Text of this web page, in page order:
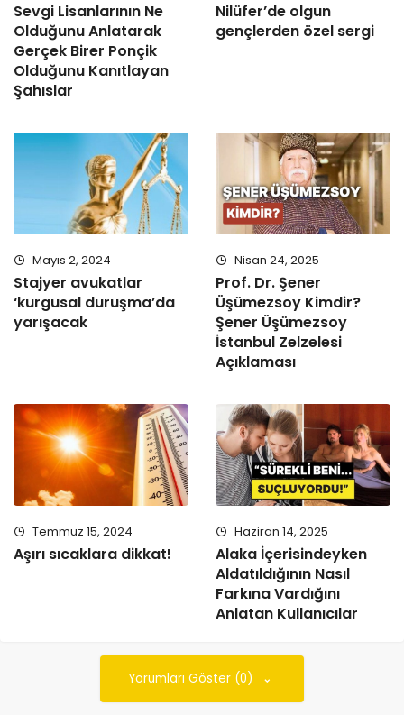
Sevgi Lisanlarının Ne
Olduğunu Anlatarak
Gerçek Birer Ponçik
Olduğunu Kanıtlayan
Şahıslar
Nilüfer’de olgun
gençlerden özel sergi
Mayıs 2, 2024
Stajyer avukatlar
‘kurgusal duruşma’da
yarışacak
Nisan 24, 2025
Prof. Dr. Şener
Üşümezsoy Kimdir?
Şener Üşümezsoy
İstanbul Zelzelesi
Açıklaması
Temmuz 15, 2024
Aşırı sıcaklara dikkat!
Haziran 14, 2025
Alaka İçerisindeyken
Aldatıldığının Nasıl
Farkına Vardığını
Anlatan Kullanıcılar
Yorumları Göster (0)